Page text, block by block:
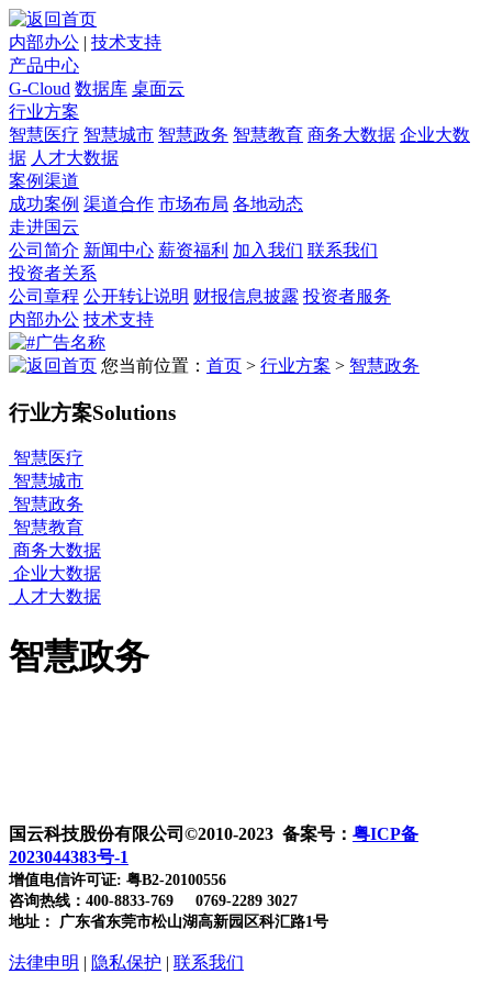
内部办公 | 技术支持
产品中心
G-Cloud 数据库 桌面云
行业方案
智慧医疗 智慧城市 智慧政务 智慧教育 商务大数据 企业大数
据 人才大数据
案例渠道
成功案例 渠道合作 市场布局 各地动态
走进国云
公司简介 新闻中心 薪资福利 加入我们 联系我们
投资者关系
公司章程 公开转让说明 财报信息披露 投资者服务
内部办公 技术支持
您当前位置： 首页 > 行业方案 > 智慧政务
行业方案Solutions
智慧医疗
智慧城市
智慧政务
智慧教育
商务大数据
企业大数据
人才大数据
智慧政务
国云科技股份有限公司©2010-2023 备案号： 粤ICP备
2023044383号-1
增值电信许可证: 粤B2-20100556
咨询热线：400-8833-769 0769-2289 3027
地址： 广东省东莞市松山湖高新园区科汇路1号
法律申明 | 隐私保护 | 联系我们